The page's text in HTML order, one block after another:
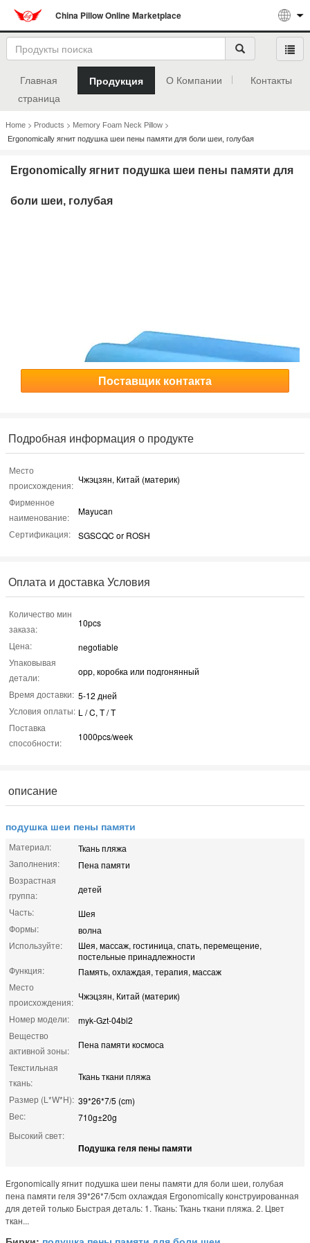
China Pillow Online Marketplace
Главная
страница
Продукция О Компании Контакты
Home > Products > Memory Foam Neck Pillow >
Ergonomically ягнит подушка шеи пены памяти для боли шеи, голубая
Ergonomically ягнит подушка шеи пены памяти для
боли шеи, голубая
Поставщик контакта
Подробная информация о продукте
Место
происхождения:
Чжэцзян, Китай (материк)
Фирменное
наименование:
Mayucan
Сертификация:
SGSCQC or ROSH
Оплата и доставка Условия
Количество мин
заказа:
10pcs
Цена:
negotiable
Упаковывая
детали:
opp, коробка или подгонянный
Время доставки: 5-12 дней
Условия оплаты: L / C, T / T
Поставка
способности:
1000pcs/week
описание
подушка шеи пены памяти
Материал:
Ткань пляжа
Заполнения:
Пена памяти
Возрастная
группа:
детей
Часть:
Шея
Формы:
волна
Используйте:
Шея, массаж, гостиница, спать, перемещение,
постельные принадлежности
Функция:
Память, охлаждая, терапия, массаж
Место
происхождения:
Чжэцзян, Китай (материк)
Номер модели:
myk-Gzt-04bl2
Вещество
активной зоны:
Пена памяти космоса
Текстильная
ткань:
Ткань ткани пляжа
Размер (L*W*H): 39*26*7/5 (cm)
Вес:
710g±20g
Высокий свет:
Подушка геля пены памяти
Ergonomically ягнит подушка шеи пены памяти для боли шеи, голубая
пена памяти геля 39*26*7/5cm охлаждая Ergonomically конструированная
для детей только Быстрая деталь: 1. Ткань: Ткань ткани пляжа. 2. Цвет
ткан...